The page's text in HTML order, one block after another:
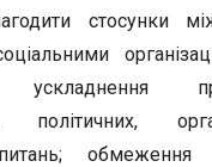
стосунки
ускладнення
політичних,
обмеження